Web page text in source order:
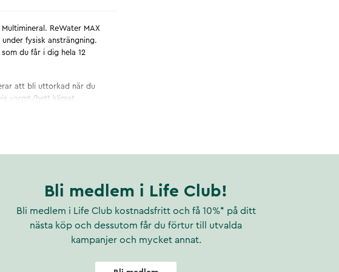
ReWater MAX
fysisk ansträngning.
du får i dig hela 12
att bli uttorkad när du
varmt/hett klimat,
till vuxna och barn
Bli medlem i Life Club!
Bli medlem i Life Club kostnadsfritt och få 10%* på ditt
nästa köp och dessutom får du förtur till utvalda
kampanjer och mycket annat.